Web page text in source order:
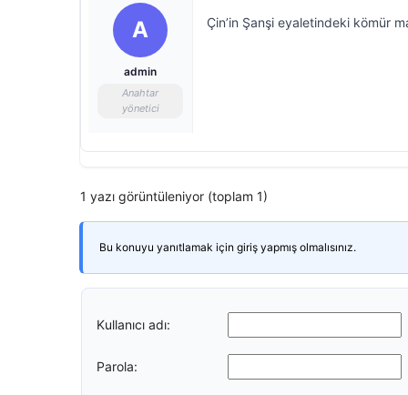
A
admin
Anahtar
yönetici
Çin’in Şanşi eyaletindeki kömür
1 yazı görüntüleniyor (toplam 1)
Bu konuyu yanıtlamak için giriş yapmış olmalısınız.
Kullanıcı adı:
Parola: